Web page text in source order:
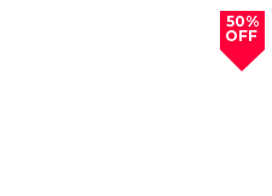
50%
OFF